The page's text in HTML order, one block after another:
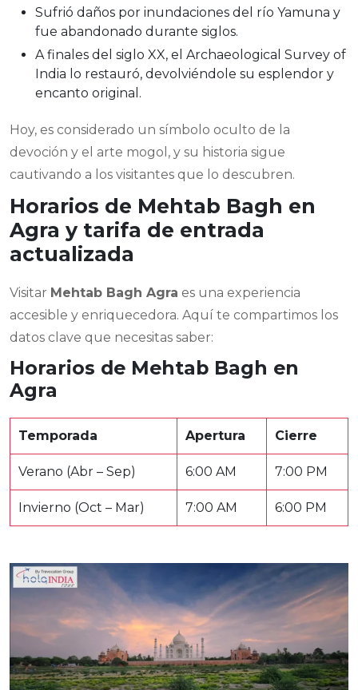
Sufrió daños por inundaciones del río Yamuna y
fue abandonado durante siglos.
A finales del siglo XX, el Archaeological Survey of
India lo restauró, devolviéndole su esplendor y
encanto original.
Hoy, es considerado un símbolo oculto de la
devoción y el arte mogol, y su historia sigue
cautivando a los visitantes que lo descubren.
Horarios de Mehtab Bagh en
Agra y tarifa de entrada
actualizada
Visitar Mehtab Bagh Agra es una experiencia
accesible y enriquecedora. Aquí te compartimos los
datos clave que necesitas saber:
Horarios de Mehtab Bagh en
Agra
Temporada Apertura Cierre
Verano (Abr – Sep) 6:00 AM 7:00 PM
Invierno (Oct – Mar) 7:00 AM 6:00 PM